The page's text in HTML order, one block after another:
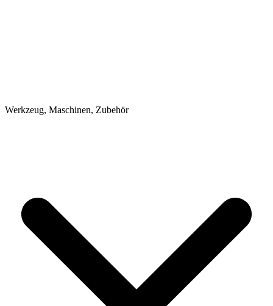
Werkzeug, Maschinen, Zubehör